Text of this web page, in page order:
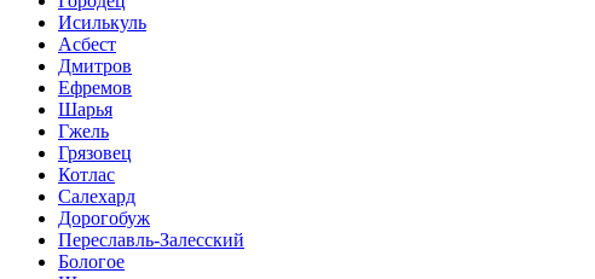
Исилькуль
Асбест
Дмитров
Ефремов
Шарья
Гжель
Грязовец
Котлас
Салехард
Дорогобуж
Переславль-Залесский
Бологое